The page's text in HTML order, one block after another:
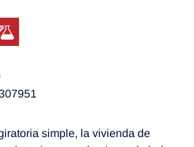
simple, la vivienda de